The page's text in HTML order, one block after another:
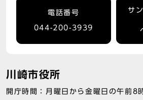
電話番号
044-200-3939
サ
川崎市役所
開庁時間：月曜日から金曜日の午前8